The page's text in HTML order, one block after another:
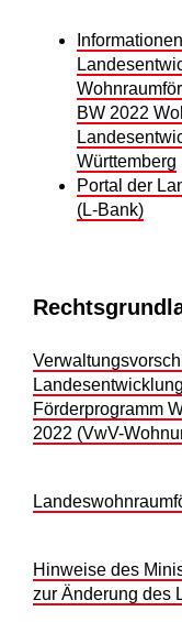
BW 2022
Württemberg
Portal der
(L-Bank)
Förderprogramm
2022 (VwV-
Hinweise des
zur Änderung des